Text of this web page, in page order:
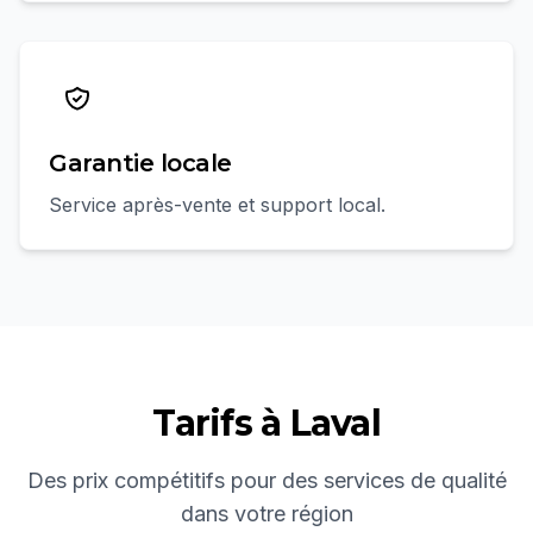
Garantie locale
Service après-vente et support local.
Tarifs à Laval
Des prix compétitifs pour des services de qualité
dans votre région